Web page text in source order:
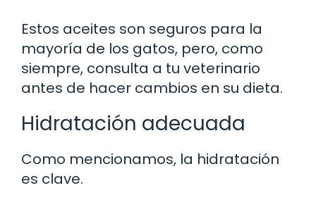
Estos aceites son seguros para la
mayoría de los gatos, pero, como
siempre, consulta a tu veterinario
antes de hacer cambios en su dieta.
Hidratación adecuada
Como mencionamos, la hidratación
es clave.